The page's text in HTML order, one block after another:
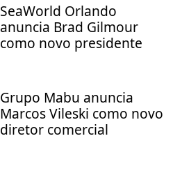
SeaWorld Orlando
anuncia Brad Gilmour
como novo presidente
Grupo Mabu anuncia
Marcos Vileski como novo
diretor comercial